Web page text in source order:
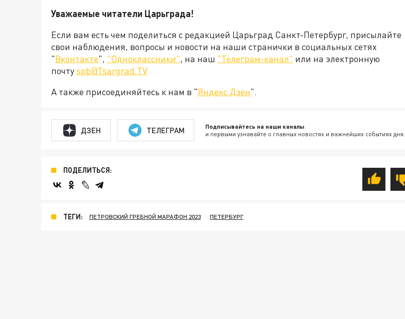
Уважаемые читатели Царьграда!
Если вам есть чем поделиться с редакцией Царьград Санкт-Петербург, присылайте
свои наблюдения, вопросы и новости на наши странички в социальных сетях
"Вконтакте", "Одноклассники", на наш "Телеграм-канал" или на электронную
почтуspb@Tsargrad.TV
А также присоединяйтесь к нам в "Яндекс.Дзен".
ДЗЕН ТЕЛЕГРАМ Подписывайтесь на наши каналы
и первыми узнавайте о главных новостях и важнейших событиях дня.
ПОДЕЛИТЬСЯ:
ТЕГИ: ПЕТРОВСКИЙ ГРЕБНОЙ МАРАФОН 2023 ПЕТЕРБУРГ